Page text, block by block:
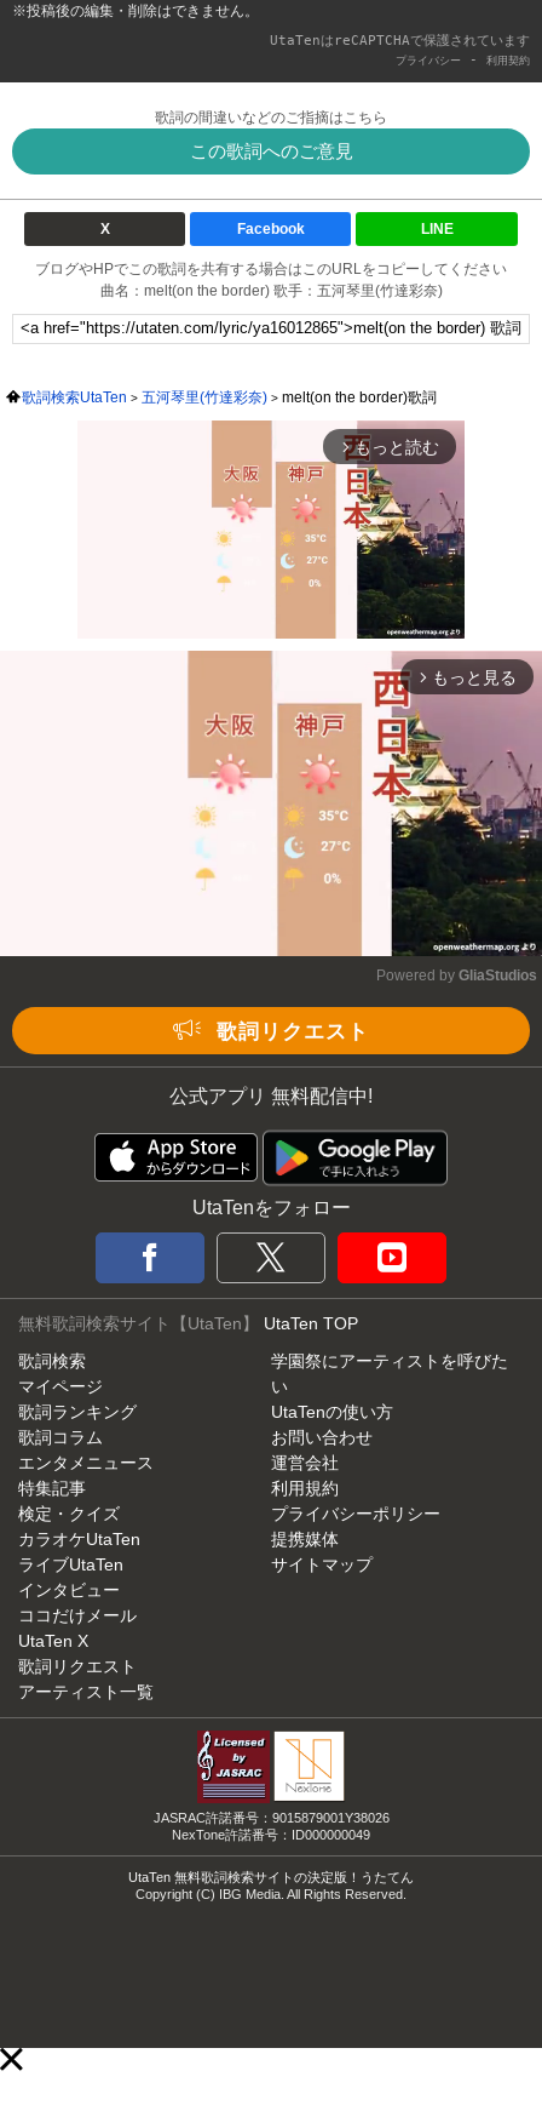
※投稿後の編集・削除はできません。
UtaTenはreCAPTCHAで保護されています
プライバシー - 利用契約
歌詞の間違いなどのご指摘はこちら
この歌詞へのご意見
X Facebook LINE
ブログやHPでこの歌詞を共有する場合はこのURLをコピーしてください
曲名：melt(on the border) 歌手：五河琴里(竹達彩奈)
歌詞検索UtaTen 五河琴里(竹達彩奈) melt(on the border)歌詞
arrow_forward_ios もっと読む
Mute
arrow_forward_ios もっと見る
Powered by GliaStudios
歌詞リクエスト
公式アプリ 無料配信中!
UtaTenをフォロー
無料歌詞検索サイト【UtaTen】 UtaTen TOP
歌詞検索
マイページ
歌詞ランキング
歌詞コラム
エンタメニュース
特集記事
検定・クイズ
カラオケUtaTen
ライブUtaTen
インタビュー
ココだけメール
UtaTen X
歌詞リクエスト
アーティスト一覧
学園祭にアーティストを呼びた
い
UtaTenの使い方
お問い合わせ
運営会社
利用規約
プライバシーポリシー
提携媒体
サイトマップ
JASRAC許諾番号：9015879001Y38026
NexTone許諾番号：ID000000049
UtaTen 無料歌詞検索サイトの決定版！うたてん
Copyright (C) IBG Media. All Rights Reserved.